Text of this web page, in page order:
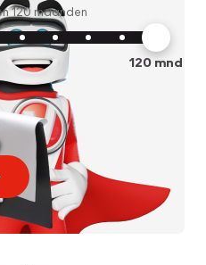
120 maanden
120mnd